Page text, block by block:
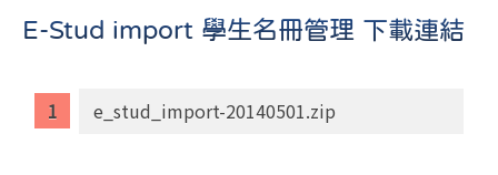
E-Stud import 學生名冊管理 下載連結
e_stud_import-20140501.zip